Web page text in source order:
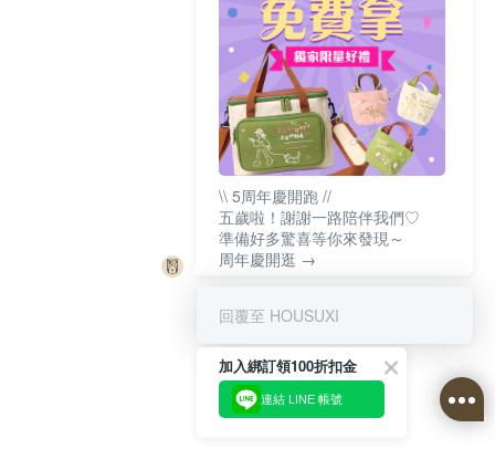
\\ 5周年慶開跑 //
五歲啦！謝謝一路陪伴我們♡
準備好多驚喜等你來發現～
周年慶開逛 →
回覆至 HOUSUXI
加入綁訂領100折扣金
連結 LINE 帳號